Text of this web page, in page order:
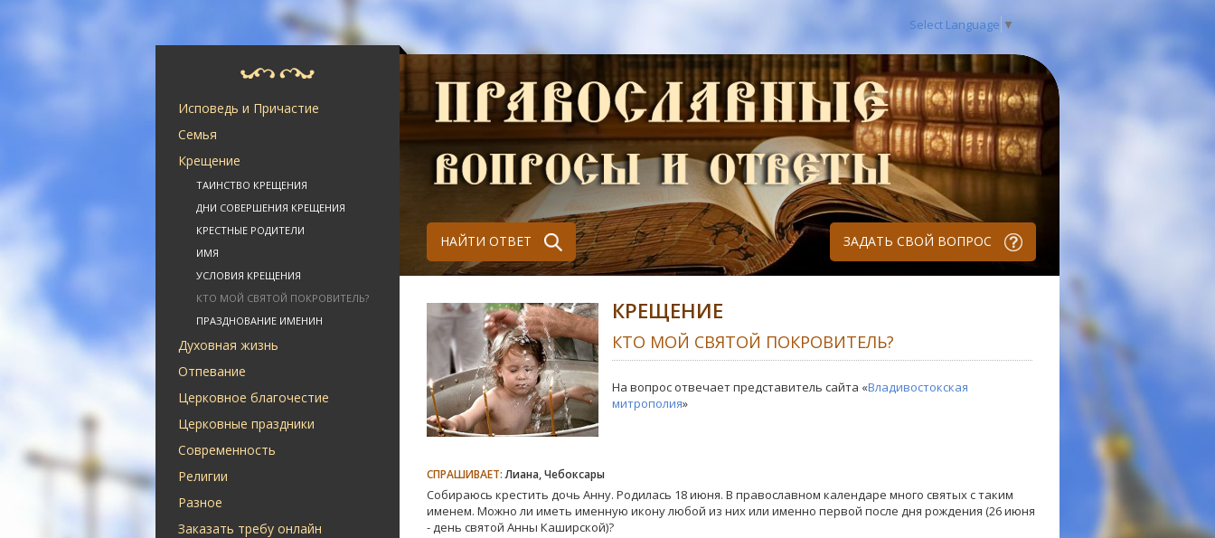
Select Language ▼
Исповедь и Причастие
Семья
Крещение
ТАИНСТВО КРЕЩЕНИЯ
ДНИ СОВЕРШЕНИЯ КРЕЩЕНИЯ
КРЕСТНЫЕ РОДИТЕЛИ
ИМЯ
УСЛОВИЯ КРЕЩЕНИЯ
КТО МОЙ СВЯТОЙ ПОКРОВИТЕЛЬ?
ПРАЗДНОВАНИЕ ИМЕНИН
Духовная жизнь
Отпевание
Церковное благочестие
Церковные праздники
Современность
Религии
Разное
Заказать требу онлайн
НАЙТИ ОТВЕТ ЗАДАТЬ СВОЙ ВОПРОС
КРЕЩЕНИЕ
КТО МОЙ СВЯТОЙ ПОКРОВИТЕЛЬ?
На вопрос отвечает представитель сайта «Владивостокская
митрополия»
СПРАШИВАЕТ:Лиана, Чебоксары
Собираюсь крестить дочь Анну. Родилась 18 июня. В православном календаре много святых с таким
именем. Можно ли иметь именную икону любой из них или именно первой после дня рождения (26 июня
- день святой Анны Каширской)?